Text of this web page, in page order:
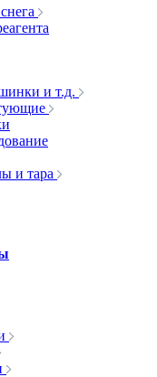
и т.д.
и тара